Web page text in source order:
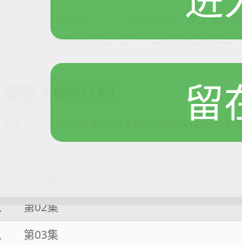
《天才厨人》是爱奇艺推
何浩楠、黄渤、吕严、马頔等人为嘉宾。
下方链接即可享受高速下载和在线点播,专治迅
第02集
第03集
留